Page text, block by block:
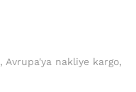
, Avrupa'ya nakliye kargo,